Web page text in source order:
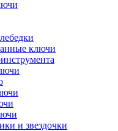
ключи
и звездочки